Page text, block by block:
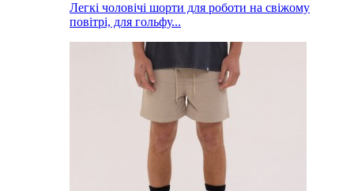
Легкі чоловічі шорти для роботи на свіжому
повітрі, для гольфу...